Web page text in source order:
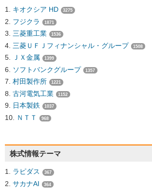
キオクシア HD 3275
フジクラ 1871
三菱重工業 1536
三菱ＵＦＪフィナンシャル・グループ 1508
ＪＸ金属 1399
ソフトバンクグループ 1357
村田製作所 1221
古河電気工業 1152
日本製鉄 1037
ＮＴＴ 968
株式情報テーマ
ラピダス 367
サカナAI 364